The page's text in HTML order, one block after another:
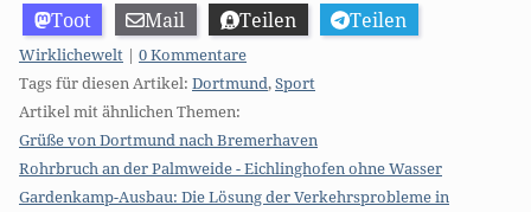
Toot
Mail Teilen Teilen
Kategorien:
Wirklichewelt | 0 Kommentare
Tags für diesen Artikel: Dortmund,Sport
Artikel mit ähnlichen Themen:
Grüße von Dortmund nach Bremerhaven
Rohrbruch an der Palmweide - Eichlinghofen ohne Wasser
Gardenkamp-Ausbau: Die Lösung der Verkehrsprobleme in